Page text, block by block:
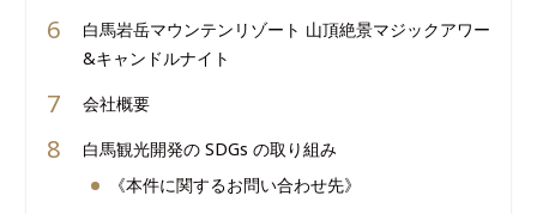
白馬岩岳マウンテンリゾート 山頂絶景マジックアワー
&キャンドルナイト
会社概要
白馬観光開発の SDGs の取り組み
《本件に関するお問い合わせ先》